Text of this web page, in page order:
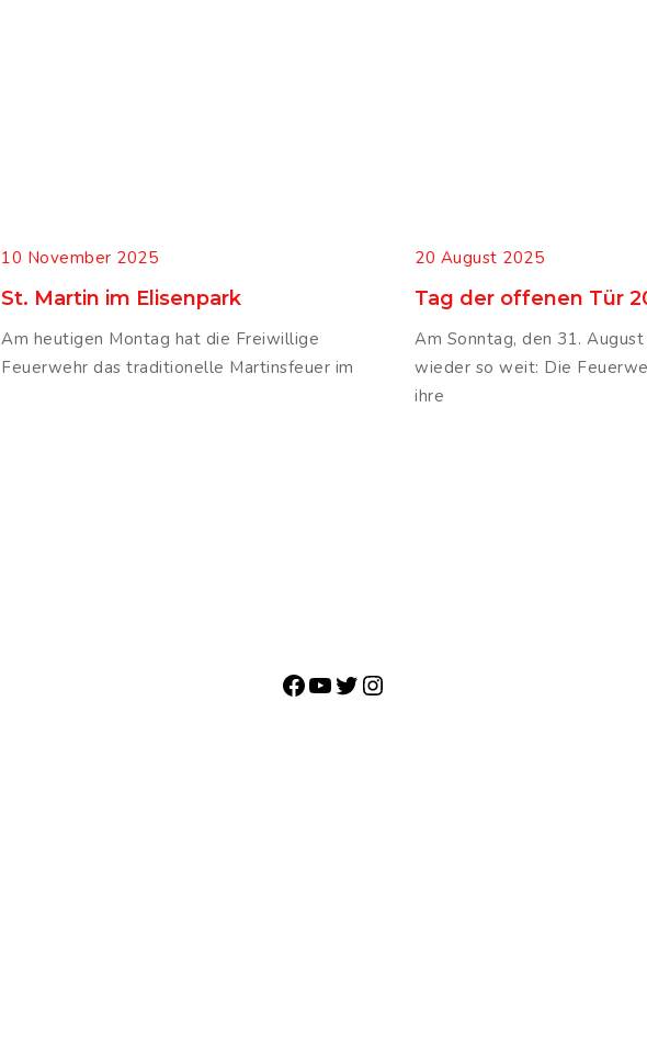
10 November 2025
St. Martin im Elisenpark
Am heutigen Montag hat die Freiwillige
Feuerwehr das traditionelle Martinsfeuer im
20 August 2025
Tag der offenen Tür
Am Sonntag, den 31.
wieder so weit: Die
ihre